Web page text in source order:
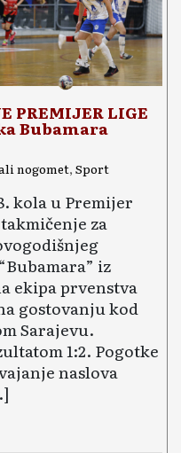
PREMIJER LIGE
Bubamara
nogomet, Sport
kola u Premijer
za
iz
ekipa prvenstva
gostovanju kod
Sarajevu.
1:2. Pogotke
naslova